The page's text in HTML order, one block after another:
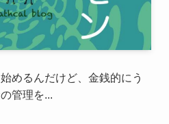
めるんだけど、金銭的にう
管理を...